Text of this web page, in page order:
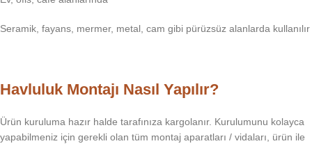
Seramik, fayans, mermer, metal, cam gibi pürüzsüz alanlarda kullanılır
Havluluk Montajı Nasıl Yapılır?
Ürün kuruluma hazır halde tarafınıza kargolanır. Kurulumunu kolayca
yapabilmeniz için gerekli olan tüm montaj aparatları / vidaları, ürün ile